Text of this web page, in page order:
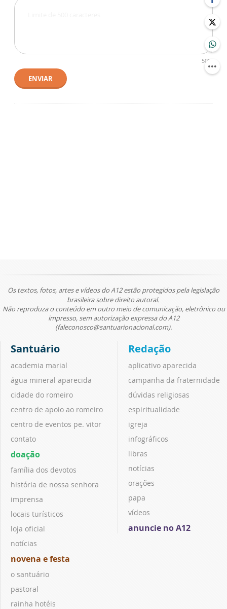
500
ENVIAR
Os textos, fotos, artes e vídeos do A12 estão protegidos pela legislação
brasileira sobre direito autoral.
Não reproduza o conteúdo em outro meio de comunicação, eletrônico ou
impresso, sem autorização expressa do A12
(faleconosco@santuarionacional.com).
Santuário
academia marial
água mineral aparecida
cidade do romeiro
centro de apoio ao romeiro
centro de eventos pe. vitor
contato
doação
família dos devotos
história de nossa senhora
imprensa
locais turísticos
loja oficial
notícias
novena e festa
o santuário
pastoral
rainha hotéis
Redação
aplicativo aparecida
campanha da fraternidade
dúvidas religiosas
espiritualidade
igreja
infográficos
libras
notícias
orações
papa
vídeos
anuncie no A12